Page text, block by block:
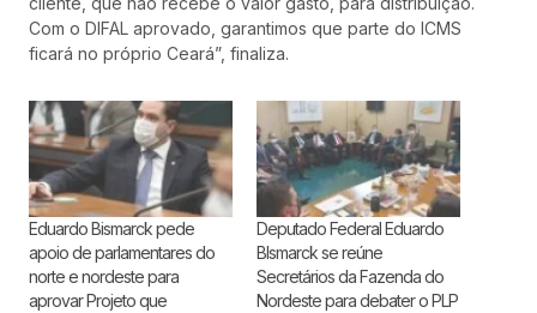
Com o DIFAL aprovado, garantimos que parte do ICMS
ficará no próprio Ceará”, finaliza.
Eduardo Bismarck pede
apoio de parlamentares do
norte e nordeste para
aprovar Projeto que
Deputado Federal Eduardo
BIsmarck se reúne
Secretários da Fazenda do
Nordeste para debater o PLP